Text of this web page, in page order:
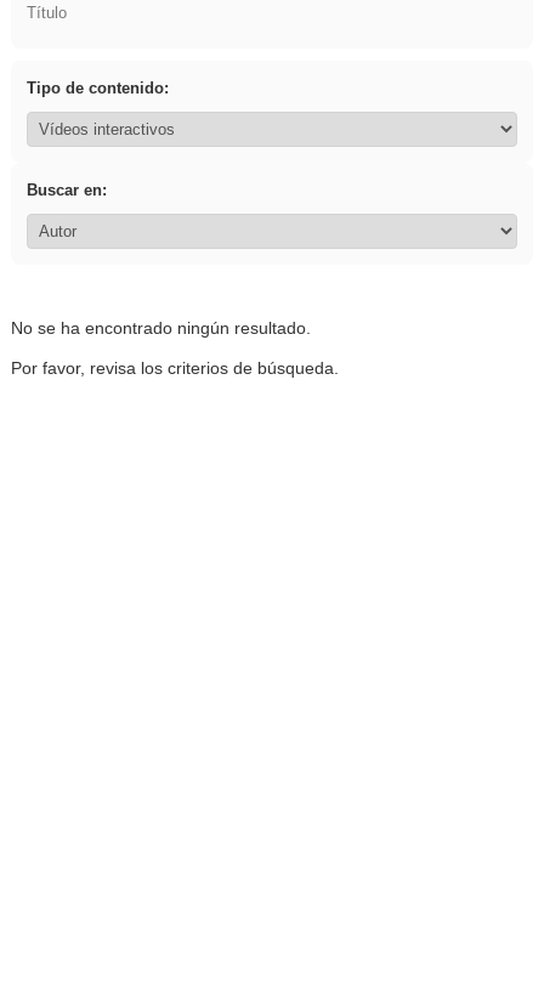
Título
Tipo de contenido:
Buscar en:
No se ha encontrado ningún resultado.
Por favor, revisa los criterios de búsqueda.